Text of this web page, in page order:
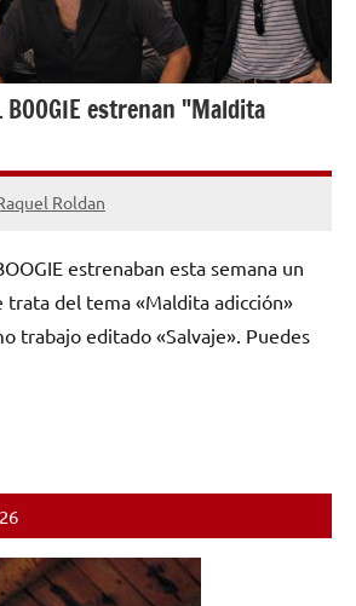
BOOGIE estrenan "Maldita
Roldan
estrenaban esta semana un
trata del tema «Maldita adicción»
trabajo editado «Salvaje». Puedes